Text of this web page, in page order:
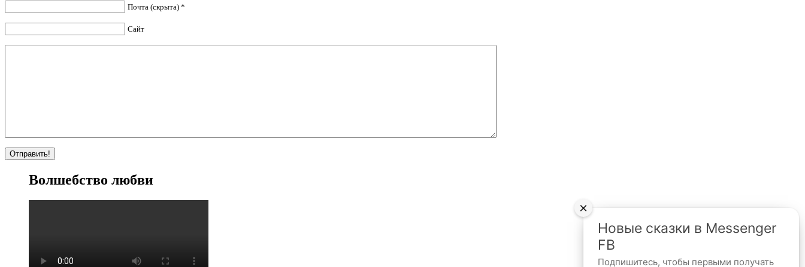
Почта (скрыта) *
Сайт
Волшебство любви
Новые сказки в Messenger
FB
Подпишитесь, чтобы первыми получать
×